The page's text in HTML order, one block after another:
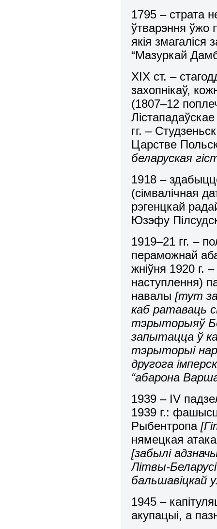
1795 – страта
ўтварэння ўжо
якія
“Мазуркай
XIX ст. –
захопнікаў,
(1807–12
гг. –
Царстве
беларуская
1918 –
(сімвалічная
рэгенцкай
Юзэфу
1919–21 гг. –
пераможнай
жніўня 1920 г.
наступлення)
навалы[тут
каб ратаваць
тэрыторыяў
запытацца ў
тэрыторыі
другога
“абарона
1939 – IV
1939 г.:
Рыбентропа
нямецкая
[забылі
Літвы-
бальшавіцкай
1945 –
акупацыі, а